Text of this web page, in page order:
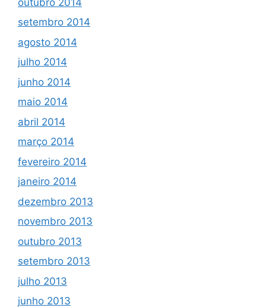
setembro 2014
agosto 2014
julho 2014
junho 2014
maio 2014
abril 2014
março 2014
fevereiro 2014
janeiro 2014
dezembro 2013
novembro 2013
outubro 2013
setembro 2013
julho 2013
junho 2013